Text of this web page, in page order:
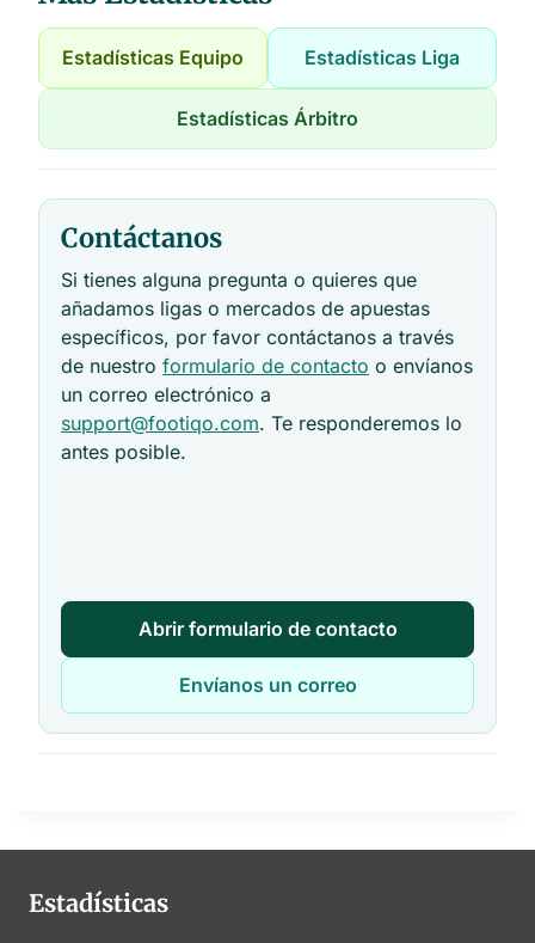
Estadísticas Equipo Estadísticas Liga
Estadísticas Árbitro
Contáctanos
Si tienes alguna pregunta o quieres que
añadamos ligas o mercados de apuestas
específicos, por favor contáctanos a través
de nuestro formulario de contacto o envíanos
un correo electrónico a
support@footiqo.com. Te responderemos lo
antes posible.
Abrir formulario de contacto
Envíanos un correo
Estadísticas